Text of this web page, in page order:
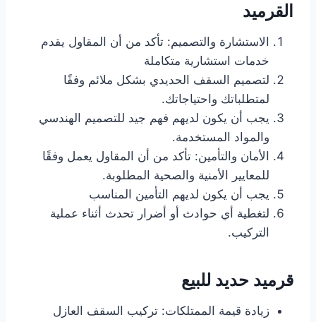
القرميد
الاستشارة والتصميم: تأكد من أن المقاول يقدم
خدمات استشارية متكاملة
لتصميم السقف الحديدي بشكل ملائم وفقًا
لمتطلباتك واحتياجاتك.
يجب أن يكون لديهم فهم جيد للتصميم الهندسي
والمواد المستخدمة.
الأمان والتأمين: تأكد من أن المقاول يعمل وفقًا
للمعايير الأمنية والصحية المطلوبة.
يجب أن يكون لديهم التأمين المناسب
لتغطية أي حوادث أو أضرار تحدث أثناء عملية
التركيب.
قرميد حديد للبيع
زيادة قيمة الممتلكات: تركيب السقف العازل